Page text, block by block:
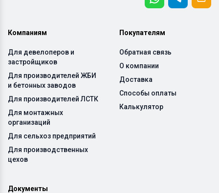
Компаниям
Для девелоперов и
застройщиков
Для производителей ЖБИ
и бетонных заводов
Для производителей ЛСТК
Для монтажных
организаций
Для сельхоз предприятий
Для производственных
цехов
Покупателям
Обратная связь
О компании
Доставка
Способы оплаты
Калькулятор
Документы